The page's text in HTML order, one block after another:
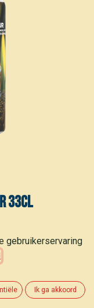
33cl
gebruikerservaring
Ik ga akkoord